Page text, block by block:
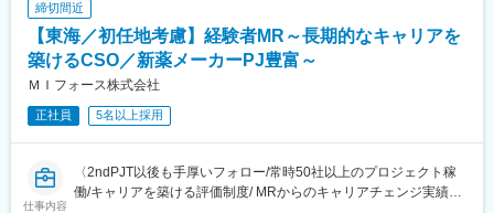
変更の範囲：会社の定める業務
＼IQVIAでMRとして働く魅力／
（１）充実の待遇：同業他社の中でも平均給与の高さや非課税の
日当の支給の他、退職金や団体保険制度、単身赴任手当や月1回の
帰省交通費の支給など福利厚生が充実しており、長期就業される
社員が多いのも特徴です。
（２）豊富なキャリアップの機会があります： MRとして専門性
を磨き、管理職を目指していただく方も多くございますし、社内
部への異動も可能です。
※病院の経営コンサル、医薬品メーカーのマーケティング支援、人
締切間近
【東海／初任地考慮】経験者MR～長期的なキャリアを
築けるCSO／新薬メーカーPJ豊富～
ＭＩフォース株式会社
正社員 5名以上採用
仕事内容
〈2ndPJT以後も手厚いフォロー/常時50社以上のプロジェクト稼
働/キャリアを築ける評価制度/ MRからのキャリアチェンジ実績有